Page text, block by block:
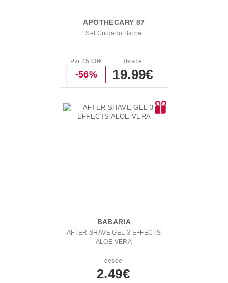
APOTHECARY 87
Set Cuidado Barba
Pvr 45.00€
-56%
desde
19.99€
BABARIA
AFTER SHAVE GEL 3 EFFECTS
ALOE VERA
desde
2.49€